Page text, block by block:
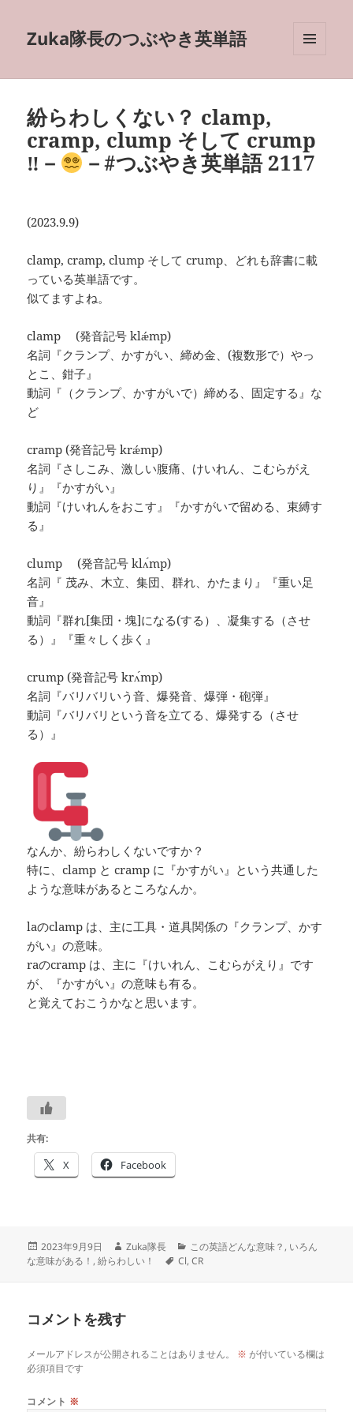
Zuka隊長のつぶやき英単語
ーとウ
紛らわしくない？ clamp,
cramp, clump そして crump
‼－
－#つぶやき英単語 2117
(2023.9.9)
clamp, cramp, clump そして crump、どれも辞書に載
っている英単語です。
似てますよね。
clamp (発音記号 klǽmp)
名詞『クランプ、かすがい、締め金、(複数形で）やっ
とこ、鉗子』
動詞『（クランプ、かすがいで）締める、固定する』な
ど
cramp (発音記号 krǽmp)
名詞『さしこみ、激しい腹痛、けいれん、こむらがえ
り』『かすがい』
動詞『けいれんをおこす』『かすがいで留める、束縛す
る』
clump (発音記号 klʌ́mp)
名詞『 茂み、木立、集団、群れ、かたまり』『重い足
音』
動詞『群れ[集団・塊]になる(する）、凝集する（させ
る）』『重々しく歩く』
crump (発音記号 krʌ́mp)
名詞『バリバリいう音、爆発音、爆弾・砲弾』
動詞『バリバリという音を立てる、爆発する（させ
る）』
なんか、紛らわしくないですか？
特に、clamp と cramp に『かすがい』という共通した
ような意味があるところなんか。
laのclamp は、主に工具・道具関係の『クランプ、かす
がい』の意味。
raのcramp は、主に『けいれん、こむらがえり』です
が、『かすがい』の意味も有る。
と覚えておこうかなと思います。
共有:
X Facebook
投
稿
2023年9月9日
作
成
Zuka隊長
カ
テ
この英語どんな意味？ , いろん
な意味がある！ ,紛らわしい！
タ
Cl,CR
コメントを残す
メールアドレスが公開されることはありません。 ※ が付いている欄は
必須項目です
コメント ※